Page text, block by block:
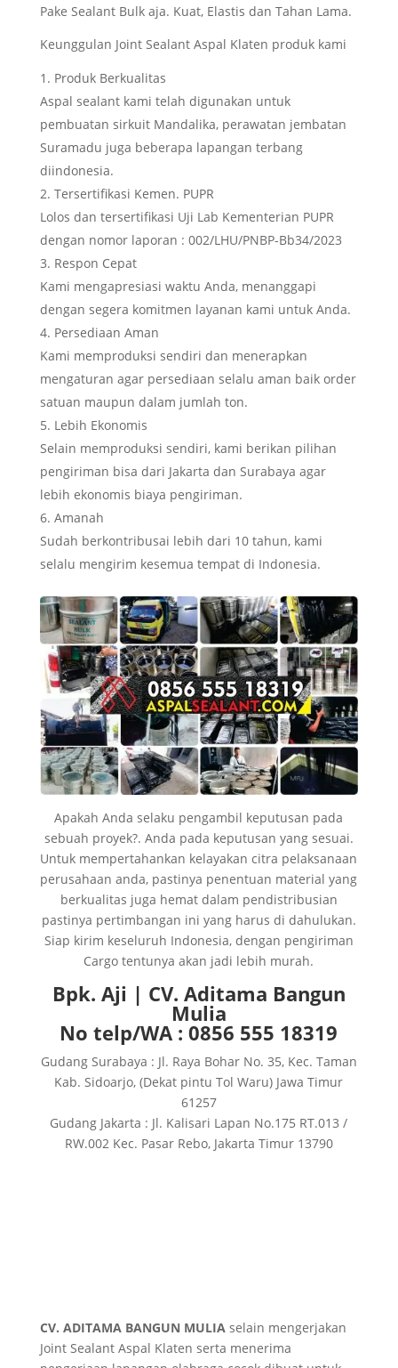
Pake Sealant Bulk aja. Kuat, Elastis dan Tahan Lama.
Keunggulan Joint Sealant Aspal Klaten produk kami
Produk Berkualitas
Aspal sealant kami telah digunakan untuk
pembuatan sirkuit Mandalika, perawatan jembatan
Suramadu juga beberapa lapangan terbang
diindonesia.
Tersertifikasi Kemen. PUPR
Lolos dan tersertifikasi Uji Lab Kementerian PUPR
dengan nomor laporan : 002/LHU/PNBP-Bb34/2023
Respon Cepat
Kami mengapresiasi waktu Anda, menanggapi
dengan segera komitmen layanan kami untuk Anda.
Persediaan Aman
Kami memproduksi sendiri dan menerapkan
mengaturan agar persediaan selalu aman baik order
satuan maupun dalam jumlah ton.
Lebih Ekonomis
Selain memproduksi sendiri, kami berikan pilihan
pengiriman bisa dari Jakarta dan Surabaya agar
lebih ekonomis biaya pengiriman.
Amanah
Sudah berkontribusai lebih dari 10 tahun, kami
selalu mengirim kesemua tempat di Indonesia.
Apakah Anda selaku pengambil keputusan pada
sebuah proyek?. Anda pada keputusan yang sesuai.
Untuk mempertahankan kelayakan citra pelaksanaan
perusahaan anda, pastinya penentuan material yang
berkualitas juga hemat dalam pendistribusian
pastinya pertimbangan ini yang harus di dahulukan.
Siap kirim keseluruh Indonesia, dengan pengiriman
Cargo tentunya akan jadi lebih murah.
Bpk. Aji | CV. Aditama Bangun
Mulia
No telp/WA : 0856 555 18319
Gudang Surabaya : Jl. Raya Bohar No. 35, Kec. Taman
Kab. Sidoarjo, (Dekat pintu Tol Waru) Jawa Timur
61257
Gudang Jakarta : Jl. Kalisari Lapan No.175 RT.013 /
RW.002 Kec. Pasar Rebo, Jakarta Timur 13790
CV. ADITAMA BANGUN MULIAselain mengerjakan
Joint Sealant Aspal Klaten serta menerima